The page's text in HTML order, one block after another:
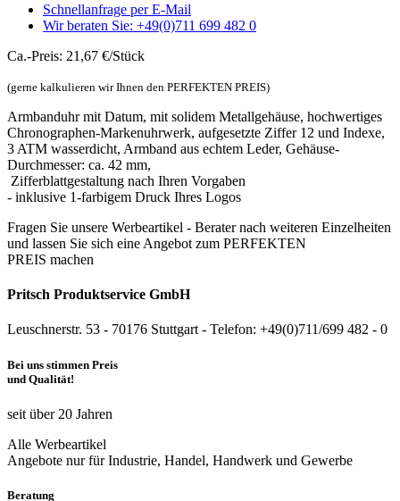
Schnellanfrage per E-Mail
Wir beraten Sie: +49(0)711 699 482 0
Ca.-Preis: 21,67 €/Stück
(gerne kalkulieren wir Ihnen den PERFEKTEN PREIS)
Armbanduhr mit Datum, mit solidem Metallgehäuse, hochwertiges
Chronographen-Markenuhrwerk, aufgesetzte Ziffer 12 und Indexe,
3 ATM wasserdicht, Armband aus echtem Leder, Gehäuse-
Durchmesser: ca. 42 mm,
Zifferblattgestaltung nach Ihren Vorgaben
- inklusive 1-farbigem Druck Ihres Logos
Fragen Sie unsere Werbeartikel - Berater nach weiteren Einzelheiten
und lassen Sie sich eine Angebot zum PERFEKTEN
PREIS machen
Pritsch Produktservice GmbH
Leuschnerstr. 53 - 70176 Stuttgart - Telefon: +49(0)711/699 482 - 0
Bei uns stimmen Preis
und Qualität!
seit über 20 Jahren
Alle Werbeartikel
Angebote nur für Industrie, Handel, Handwerk und Gewerbe
Beratung